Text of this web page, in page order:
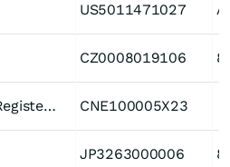
US5011471027
CZ0008019106
KINGSEMI Ltd. Registered (A) CNE100005X23
JP3263000006